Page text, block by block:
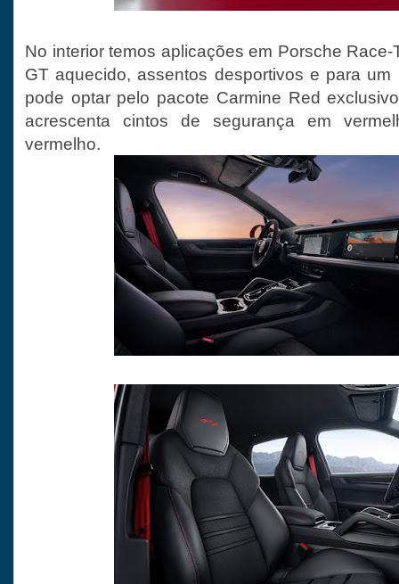
No interior temos aplicações em Porsche
GT aquecido, assentos desportivos e para um
pode optar pelo pacote Carmine Red
acrescenta cintos de segurança em
vermelho.